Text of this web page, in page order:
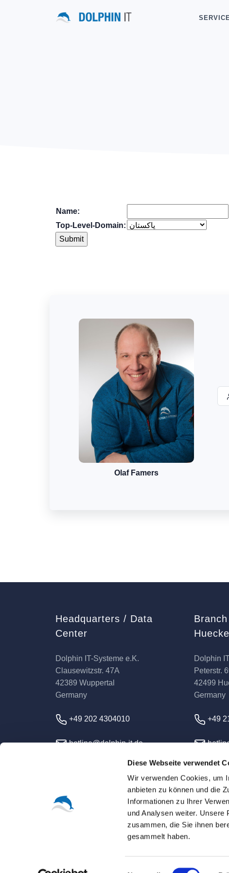
Diese Webseite verwendet
Wir verwenden Cookies, um
anbieten zu können und die
Informationen zu Ihrer
und Analysen weiter. Unsere
zusammen, die Sie ihnen
gesammelt haben.
Einwilligungsauswahl
Name:
Top-Level-Domain:
Olaf Famers
Headquarters / Data
Center
Dolphin IT-Systeme e.K.
Clausewitzstr. 47A
42389 Wuppertal
Germany
+49 202 4304010
hotline@dolphin-it.de
Dolphin
Peterstr.
42499
Germany
+49
© 2026 Dolphin IT-Systeme